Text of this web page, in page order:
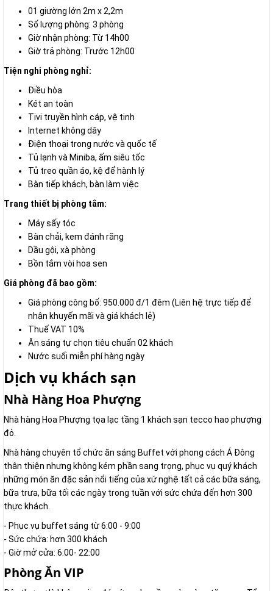
01 giường lớn 2m x 2,2m
Số lượng phòng: 3 phòng
Giờ nhận phòng: Từ 14h00
Giờ trả phòng: Trước 12h00
Tiện nghi phòng nghỉ:
Điều hòa
Két an toàn
Tivi truyền hình cáp, vệ tinh
Internet không dây
Điện thoại trong nước và quốc tế
Tủ lạnh và Miniba, ấm siêu tốc
Tủ treo quần áo, kệ để hành lý
Bàn tiếp khách, bàn làm việc
Trang thiết bị phòng tắm:
Máy sấy tóc
Bàn chải, kem đánh răng
Dầu gội, xà phòng
Bồn tắm vòi hoa sen
Giá phòng đã bao gồm:
Giá phòng công bố: 950.000 đ/1 đêm (Liên hệ trực tiếp để
nhận khuyến mãi và giá khách lẻ)
Thuế VAT 10%
Ăn sáng tự chọn tiêu chuẩn 02 khách
Nước suối miễn phí hàng ngày
Dịch vụ khách sạn
Nhà Hàng Hoa Phượng
Nhà hàng Hoa Phượng tọa lạc tầng 1 khách sạn tecco hao phượng
đỏ.
Nhà hàng chuyên tổ chức ăn sáng Buffet với phong cách Á Đông
thân thiện nhưng không kém phần sang trọng, phục vụ quý khách
những món ăn đặc sản nổi tiếng của xứ nghệ tất cả các bữa sáng,
bữa trưa, bữa tối các ngày trong tuần với sức chứa đến hơn 300
thực khách.
- Phục vụ buffet sáng từ 6:00 - 9:00
- Sức chứa: hơn 300 khách
- Giờ mở cửa: 6:00- 22:00
Phòng Ăn VIP